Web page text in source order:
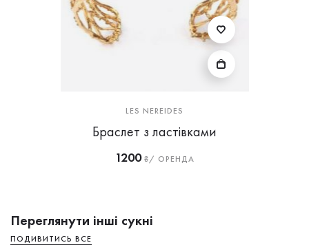
LES NEREIDES
Браслет з ластівками
1200₴/ ОРЕНДА
Переглянути інші сукні
ПОДИВИТИСЬ ВСЕ